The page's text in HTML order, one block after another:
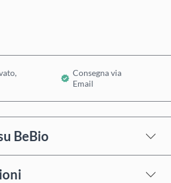
Consegna via
Email
BeBio